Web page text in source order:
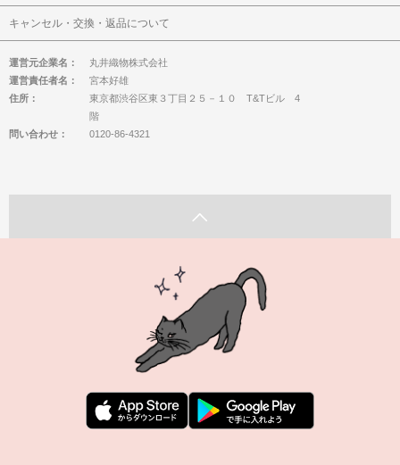
キャンセル・交換・返品について
運営元企業名：
丸井織物株式会社
運営責任者名：
宮本好雄
住所：
東京都渋谷区東３丁目２５－１０ T&Tビル 4
階
問い合わせ：
0120-86-4321